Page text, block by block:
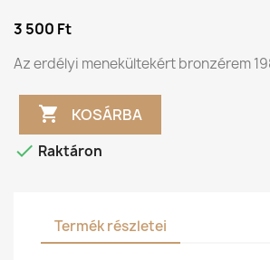
3 500 Ft
Az erdélyi menekültekért bronzérem
 KOSÁRBA
 Raktáron
Termék részletei